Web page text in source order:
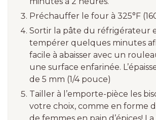
Préchauffer le four à 325°F
Sortir la pâte du réfrigérateur
tempérer quelques minutes
facile à abaisser avec un
une surface enfarinée.
de 5 mm (1/4 pouce)
Tailler à l’emporte-pièce les
votre choix, comme en forme